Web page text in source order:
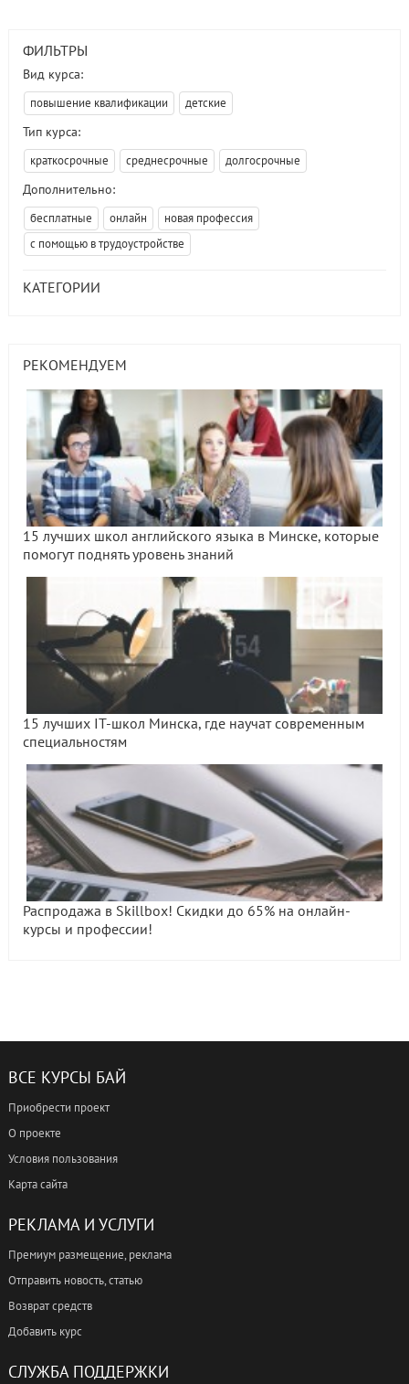
ФИЛЬТРЫ
Вид курса:
повышение квалификации детские
Тип курса:
краткосрочные среднесрочные долгосрочные
Дополнительно:
бесплатные онлайн
новая профессия
с помощью в трудоустройстве
КАТЕГОРИИ
РЕКОМЕНДУЕМ
15 лучших школ английского языка в Минске, которые
помогут поднять уровень знаний
15 лучших IT-школ Минска, где научат современным
специальностям
Распродажа в Skillbox! Скидки до 65% на онлайн-
курсы и профессии!
ВСЕ КУРСЫ БАЙ
Приобрести проект
О проекте
Условия пользования
Карта сайта
РЕКЛАМА И УСЛУГИ
Премиум размещение, реклама
Отправить новость, статью
Возврат средств
Добавить курс
СЛУЖБА ПОДДЕРЖКИ